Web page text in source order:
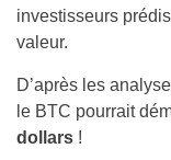
investisseurs
valeur.
D’après les
le BTC pourrait
dollars !